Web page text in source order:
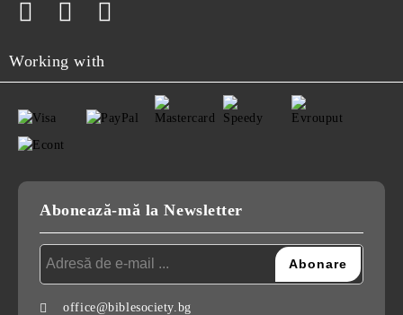
Working with
Abonează-mă la Newsletter
office@biblesociety.bg